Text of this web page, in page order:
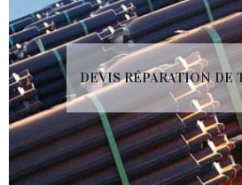
DEVIS RÉPARATION DE